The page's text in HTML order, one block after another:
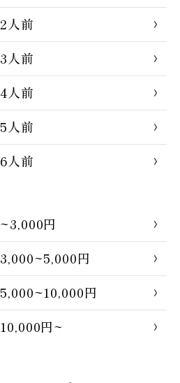
2人前
3人前
4人前
5人前
6人前
~3,000円
3,000~5,000円
5,000~10,000円
10,000円~